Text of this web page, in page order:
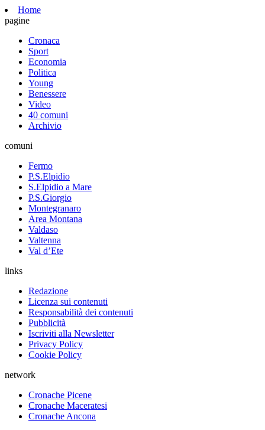
Home
pagine
Cronaca
Sport
Economia
Politica
Young
Benessere
Video
40 comuni
Archivio
comuni
Fermo
P.S.Elpidio
S.Elpidio a Mare
P.S.Giorgio
Montegranaro
Area Montana
Valdaso
Valtenna
Val d’Ete
links
Redazione
Licenza sui contenuti
Responsabilità dei contenuti
Pubblicità
Iscriviti alla Newsletter
Privacy Policy
Cookie Policy
network
Cronache Picene
Cronache Maceratesi
Cronache Ancona